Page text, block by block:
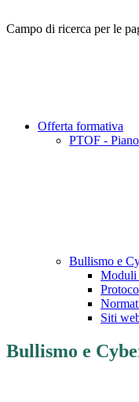
Campo di ricerca per le
Offerta formativa
PTOF -
Bullismo e
Moduli
Siti
Bullismo e